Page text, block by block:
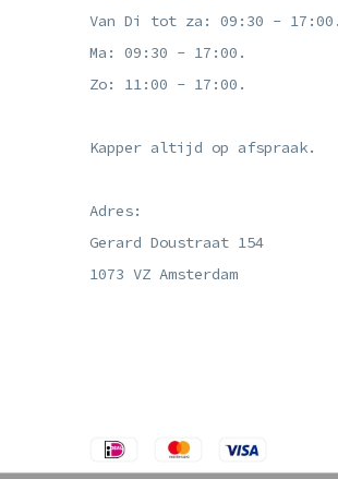
Van Di tot za: 09:30 - 17:00.
Ma: 09:30 - 17:00.
Zo: 11:00 - 17:00.
Kapper altijd op afspraak.
Adres:
Gerard Doustraat 154
1073 VZ Amsterdam